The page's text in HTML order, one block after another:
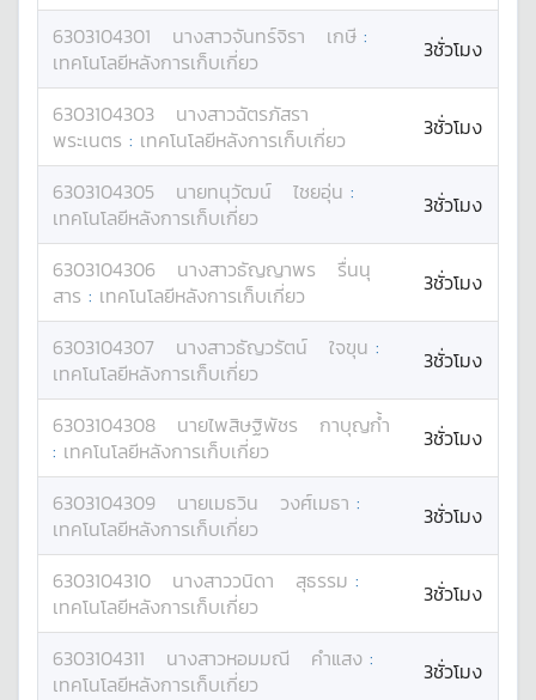
6303104301 นางสาวจันทร์จิรา เกษี :
เทคโนโลยีหลังการเก็บเกี่ยว
3ชั่วโมง
6303104303 นางสาวฉัตรภัสรา
พระเนตร : เทคโนโลยีหลังการเก็บเกี่ยว 3ชั่วโมง
6303104305 นายทนุวัฒน์ ไชยอุ่น :
เทคโนโลยีหลังการเก็บเกี่ยว
3ชั่วโมง
6303104306 นางสาวธัญญาพร
รื่นนุ
สาร : เทคโนโลยีหลังการเก็บเกี่ยว 3ชั่วโมง
6303104307 นางสาวธัญวรัตน์ ใจขุน :
เทคโนโลยีหลังการเก็บเกี่ยว
3ชั่วโมง
6303104308 นายไพสิษฐิพัชร
กาบุญก้ำ
: เทคโนโลยีหลังการเก็บเกี่ยว 3ชั่วโมง
6303104309 นายเมธวิน วงศ์เมธา :
เทคโนโลยีหลังการเก็บเกี่ยว
3ชั่วโมง
6303104310 นางสาววนิดา สุธรรม :
เทคโนโลยีหลังการเก็บเกี่ยว
3ชั่วโมง
6303104311 นางสาวหอมมณี คำแสง :
เทคโนโลยีหลังการเก็บเกี่ยว
3ชั่วโมง